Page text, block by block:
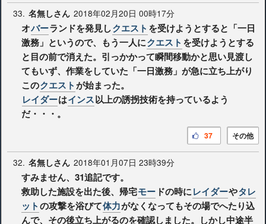
33. 名無しさん 2018年02月20日 00時17分
オバーランドを発見しクエスト を受けようとすると「一日
激務」というので、もう一人にクエスト を受けようとする
と目の前で消えた。引っかかって瞬間移動かと思い見渡し
てもいず、作業をしていた「一日激務」が急に立ち上がり
このクエストが始まった。
レイダーはインス以上の誘拐技術を持っているよう
だ・・・。
その他
37
32. 名無しさん 2018年01月07日 23時39分
すみません、31追記です。
救助した施設を出た後、帰宅モー ドの時にレイダーやタレ
ットの攻撃を浴びて体力がなくなってもその場でへたり込
んで、その後立ち上がるのを確認しました。しかし中途半